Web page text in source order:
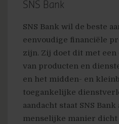
SNS Bank
SNS Bank wil de beste
eenvoudige financiële
zijn. Zij doet dit met
van producten en
en het midden- en
toegankelijke
aandacht staat SNS
menselijke manier dicht